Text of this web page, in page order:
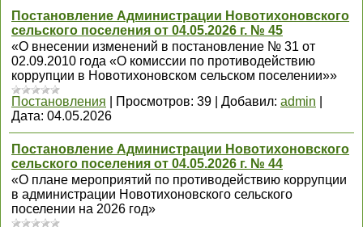
Постановление Администрации Новотихоновского
сельского поселения от 04.05.2026 г. № 45
«О внесении изменений в постановление № 31 от
02.09.2010 года «О комиссии по противодействию
коррупции в Новотихоновском сельском поселении»»
Постановления
Просмотров: 39 Добавил: admin
Дата: 04.05.2026
Постановление Администрации Новотихоновского
сельского поселения от 04.05.2026 г. № 44
«О плане мероприятий по противодействию коррупции
в администрации Новотихоновского сельского
поселении на 2026 год»